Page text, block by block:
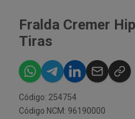
Fralda Cremer
Tiras
Código: 254754
Código NCM: 96190000